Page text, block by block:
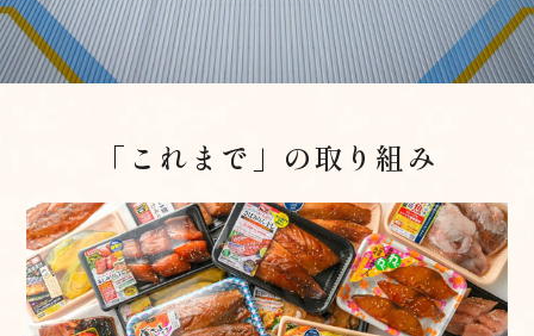
「これまで」の取り組み